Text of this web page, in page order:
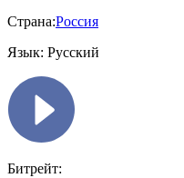
Страна:Россия
Язык: Русский
Битрейт: